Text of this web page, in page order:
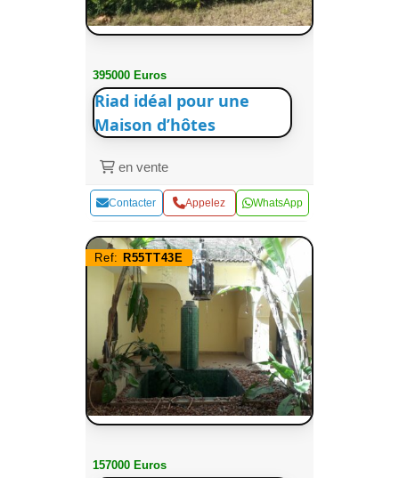
395000 Euros
Riad idéal pour une
Maison d’hôtes
en vente
Contacter Appelez WhatsApp
Ref: R55TT43E
157000 Euros